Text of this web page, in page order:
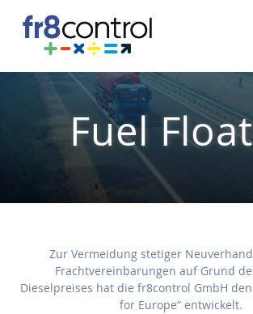
Fuel
Zur Vermeidung stetiger
Frachtvereinbarungen auf Grund
Dieselpreises hat die fr8control GmbH den
for Europe“ entwickelt.